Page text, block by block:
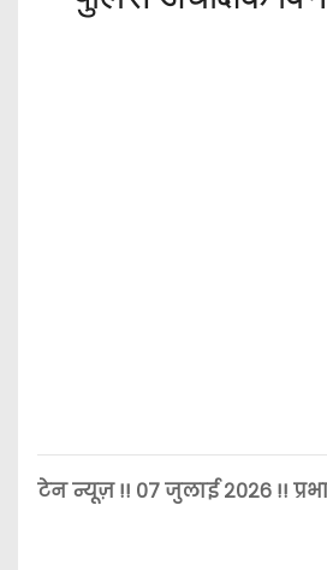
टेन न्यूज़ !! ०७ जुलाई २०२६ !!